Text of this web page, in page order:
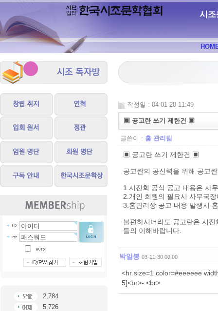
시조
2,784
5,726
작성일 : 04-01-28 11:49
▣ 공고란 쓰기 제한건 ▣
글쓴이 : 홈 관리팀
▣ 공고란 쓰기 제한건 ▣
공고란의 공신력을 위해 공고
1.시진회 공식 공고 내용은 사
2.개인 회원의 필요시 사무국
3.홈관리상 공고 내용 발생시
불편하시더라도 공고란은 시
들의 이해바랍니다.
박일봉 03-11-30 00:00
<hr size=1 color=#eeeeee
5]<br>- <br>